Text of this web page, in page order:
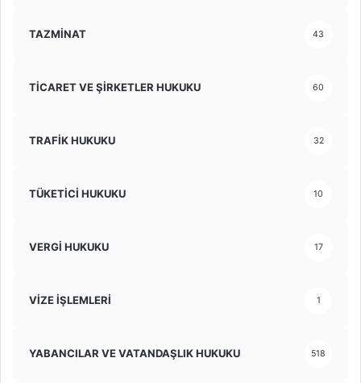
TAZMİNAT 43
TİCARET VE ŞİRKETLER HUKUKU 60
TRAFİK HUKUKU 32
TÜKETİCİ HUKUKU 10
VERGİ HUKUKU 17
VİZE İŞLEMLERİ 1
YABANCILAR VE VATANDAŞLIK HUKUKU 518